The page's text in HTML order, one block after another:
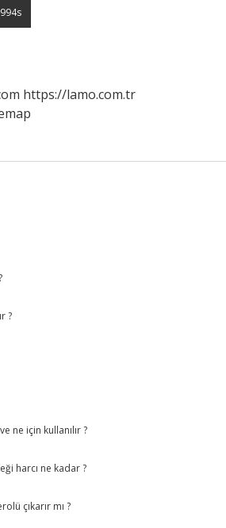
https://lamo.com.tr
?
ne için kullanılır ?
harcı ne kadar ?
çıkarır mı ?